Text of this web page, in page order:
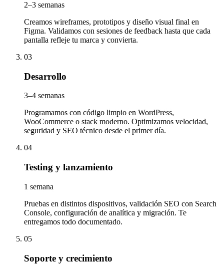
2–3 semanas
Creamos wireframes, prototipos y diseño visual final en
Figma. Validamos con sesiones de feedback hasta que cada
pantalla refleje tu marca y convierta.
03
Desarrollo
3–4 semanas
Programamos con código limpio en WordPress,
WooCommerce o stack moderno. Optimizamos velocidad,
seguridad y SEO técnico desde el primer día.
04
Testing y lanzamiento
1 semana
Pruebas en distintos dispositivos, validación SEO con Search
Console, configuración de analítica y migración. Te
entregamos todo documentado.
05
Soporte y crecimiento